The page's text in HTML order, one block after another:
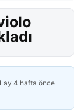
ay 4 hafta önce